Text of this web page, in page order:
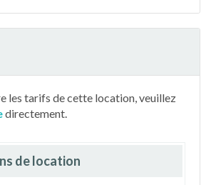
les tarifs de cette location, veuillez
directement.
de location